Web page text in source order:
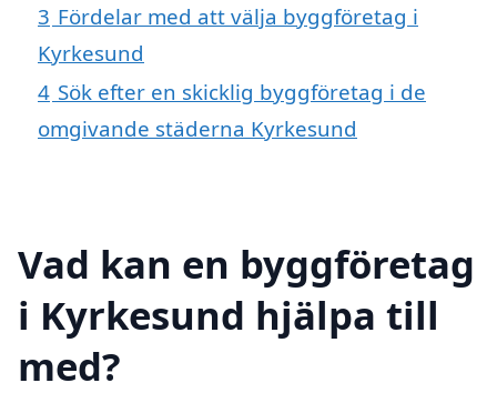
3 Fördelar med att välja byggföretag i
Kyrkesund
4 Sök efter en skicklig byggföretag i de
omgivande städerna Kyrkesund
Vad kan en byggföretag
i Kyrkesund hjälpa till
med?